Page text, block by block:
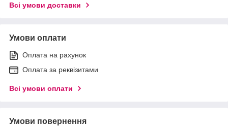
Всі умови доставки
Умови оплати
Оплата на рахунок
Оплата за реквізитами
Всі умови оплати
Умови повернення